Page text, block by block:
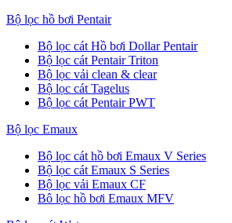
Bộ lọc hồ bơi Pentair
Bộ lọc cát Hồ bơi Dollar Pentair
Bộ lọc cát Pentair Triton
Bộ lọc vải clean & clear
Bộ lọc cát Tagelus
Bộ lọc cát Pentair PWT
Bộ lọc Emaux
Bộ lọc cát hồ bơi Emaux V Series
Bộ lọc cát Emaux S Series
Bộ lọc vải Emaux CF
Bô lọc hồ bơi Emaux MFV